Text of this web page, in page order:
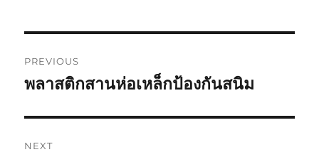
navigation
PREVIOUS
Previous
พลาสติกสานห่อเหล็กป้องกันสนิม
NEXT